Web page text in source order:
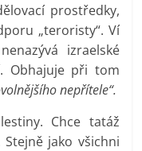
prostředky,
„teroristy“. Ví
izraelské
Obhajuje při tom
nepřítele“.
Chce tatáž
jako všichni